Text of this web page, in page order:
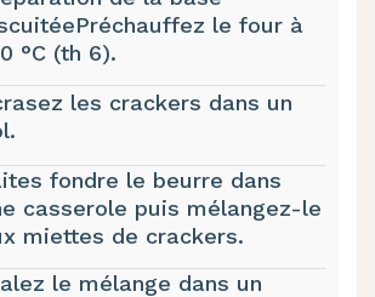
le four à
°C (th 6).
les crackers dans un
fondre le beurre dans
casserole puis mélangez-le
miettes de crackers.
le mélange dans un